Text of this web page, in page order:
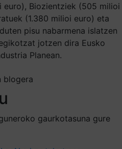
euro), Biozientziek (505 milioi
(1.380 milioi euro) eta
pisu nabarmena islatzen
jotzen dira Eusko
Planean.
blogera
gaurkotasuna gure